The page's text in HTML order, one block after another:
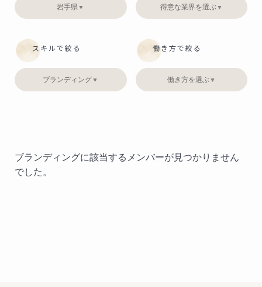
岩手県 ▼ 得意な業界を選ぶ ▼
スキルで絞る
ブランディング▼
働き方で絞る
働き方を選ぶ ▼
ブランディングに該当するメンバーが見つかりません
でした。